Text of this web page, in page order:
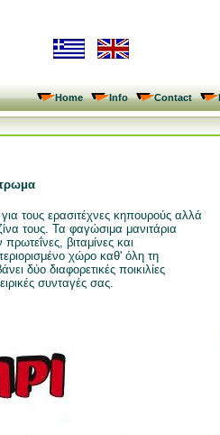
Home Info Contact
τους ερασιτέχνες κηπουρούς αλλά
τους. Τα φαγώσιμα μανιτάρια
βιταμίνες και
χώρο καθ' όλη τη
δύο διαφορετικές ποικιλίες
συνταγές σας.